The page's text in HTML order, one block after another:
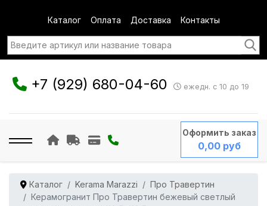
Каталог Оплата Доставка Контакты
+7 (929) 680-04-60 ежедн. с 10 до 19
Оформить заказ
0,00 руб
Каталог Kerama Marazzi
Про Травертин
Керамогранит Про Травертин бежевый светлый